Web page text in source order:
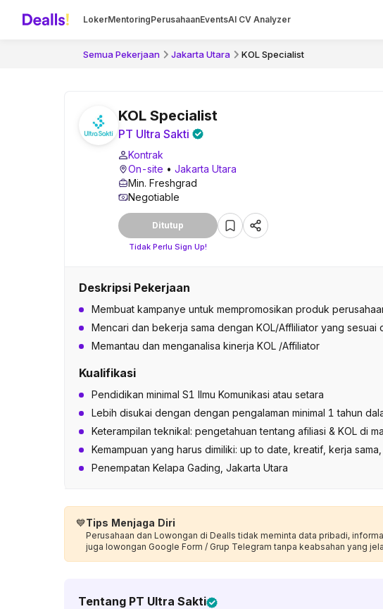
LokerMentoringPerusahaanEventsAI CV Analyzer
Semua Pekerjaan Jakarta Utara KOL Specialist
KOL Specialist
PT Ultra Sakti
Kontrak
On-site • Jakarta Utara
Min. Freshgrad
Negotiable
Ditutup
Tidak Perlu Sign Up!
Deskripsi Pekerjaan
Membuat kampanye untuk mempromosikan produk
Mencari dan bekerja sama dengan KOL/Affliliator yang sesuai
Memantau dan menganalisa kinerja KOL /Affiliator
Kualifikasi
Pendidikan minimal S1 Ilmu Komunikasi atau setara
Lebih disukai dengan dengan pengalaman minimal 1 tahun
Keterampilan teknikal: pengetahuan tentang afiliasi & KOL di
Kemampuan yang harus dimiliki: up to date, kreatif, kerja
Penempatan Kelapa Gading, Jakarta Utara
💙Tips Menjaga Diri
Perusahaan dan Lowongan di Dealls tidak meminta data pribadi,
juga lowongan Google Form / Grup Telegram tanpa keabsahan yang
Tentang PT Ultra Sakti